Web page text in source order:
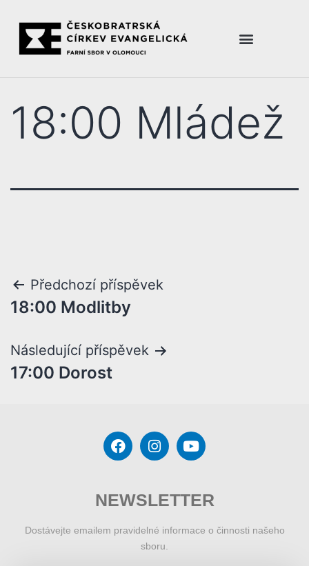
18:00 Mládež
Předchozí příspěvek
18:00 Modlitby
Následující příspěvek
17:00 Dorost
NEWSLETTER
Dostávejte emailem pravidelné informace o činnosti našeho
sboru.